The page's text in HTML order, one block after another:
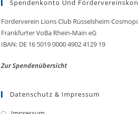
Spendenkonto Und
Förderverein Lions Club Rüsselsheim
Frankfurter VoBa Rhein-Main eG
IBAN: DE 16 5019 0000 4902 4129 19
Zur Spendenübersicht
Datenschutz & Impressum